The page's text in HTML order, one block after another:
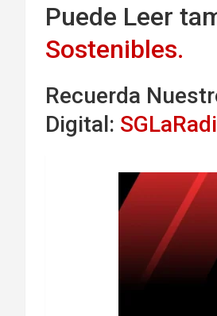
Puede Leer
Sostenibles.
Recuerda
Digital: